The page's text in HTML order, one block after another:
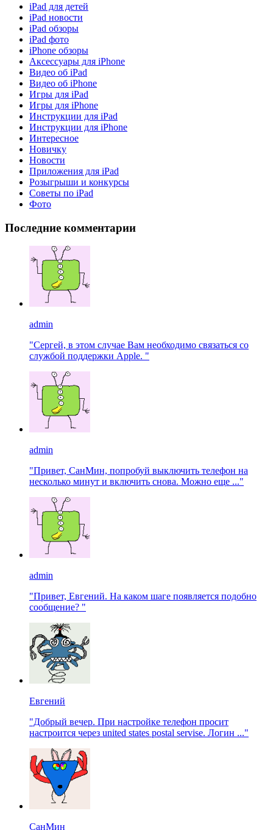
iPad для детей
iPad новости
iPad обзоры
iPad фото
iPhone обзоры
Аксессуары для iPhone
Видео об iPad
Видео об iPhone
Игры для iPad
Игры для iPhone
Инструкции для iPad
Инструкции для iPhone
Интересное
Новичку
Новости
Приложения для iPad
Розыгрыши и конкурсы
Советы по iPad
Фото
Последние комментарии
admin
"Сергей, в этом случае Вам необходимо связаться со
службой поддержки Apple. "
admin
"Привет, СанМин, попробуй выключить телефон на
несколько минут и включить снова. Можно еще ..."
admin
"Привет, Евгений. На каком шаге появляется подобно
сообщение? "
Евгений
"Добрый вечер. При настройке телефон просит
настроится через united states postal servise. Логин ..."
СанМин